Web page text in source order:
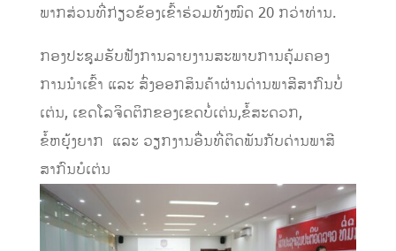
ພາກສ່ວນທີ່ກ່ຽວຂ້ອງເຂົ້າຮ່ວມທັງໝົດ 20 ກວ່າທ່ານ.
ກອງປະຊຸມຮັບຟັງການລາຍງານສະພາບການຄຸ້ມຄອງ
ການນຳເຂົ້າ ແລະ ສົ່ງອອກສິນຄ້າຜ່ານດ່ານພາສີສາກົນບໍ່
ເຕ່ນ, ເຂດໂລຈິດຕິກຂອງເຂດບໍ່ເຕ່ນ,ຂໍ້ສະດວກ,
ຂໍ້ຫຍຸ້ງຍາກ ແລະ ວຽກງານອື່ນທີ່ຕິດພັນກັບດ່ານພາສີ
ສາກົນບໍເຕ່ນ